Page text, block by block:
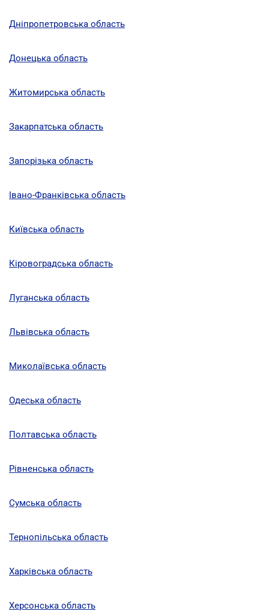
Дніпропетровська область
Донецька область
Житомирська область
Закарпатська область
Запорізька область
Івано-Франківська область
Київська область
Кіровоградська область
Луганська область
Львівська область
Миколаївська область
Одеська область
Полтавська область
Рівненська область
Сумська область
Тернопільська область
Харківська область
Херсонська область